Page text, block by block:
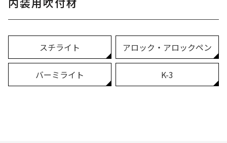
スチライト アロック・アロックペン
バーミライト K-3